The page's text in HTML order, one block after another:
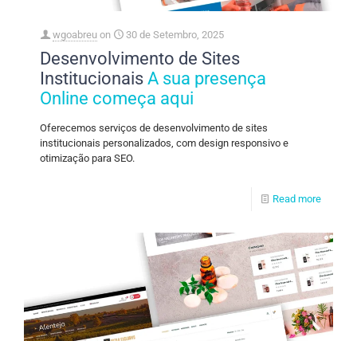
wgoabreu on 30 de Setembro, 2025
Desenvolvimento de Sites
Institucionais A sua presença
Online começa aqui
Oferecemos serviços de desenvolvimento de sites
institucionais personalizados, com design responsivo e
otimização para SEO.
Read more